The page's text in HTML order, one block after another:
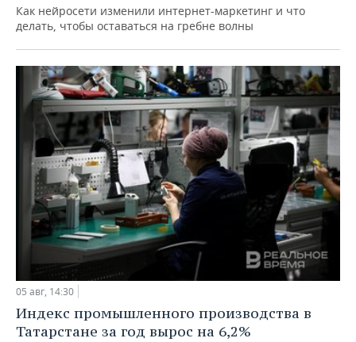
Как нейросети изменили интернет-маркетинг и что
делать, чтобы оставаться на гребне волны
05 авг, 14:30
Индекс промышленного производства в
Татарстане за год вырос на 6,2%